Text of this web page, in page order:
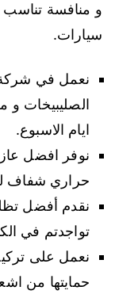
و منافسة تناسب
سيارات.
نعمل في
الصليبيخات
ايام الاسبوع.
نوفر افضل
حراري شفاف
نقدم أفضل
تواجدتم في
نعمل على
حمايتها من